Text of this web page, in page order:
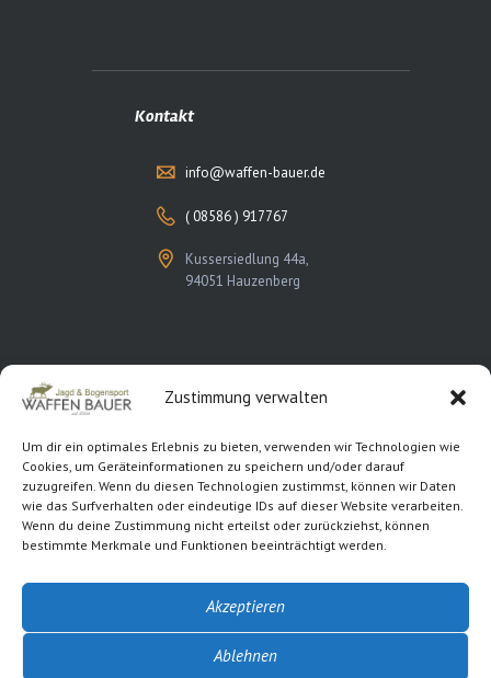
Zustimmung verwalten
Um dir ein optimales Erlebnis zu bieten, verwenden wir Technologien wie
Cookies, um Geräteinformationen zu speichern und/oder darauf
zuzugreifen. Wenn du diesen Technologien zustimmst, können wir Daten
wie das Surfverhalten oder eindeutige IDs auf dieser Website verarbeiten.
Wenn du deine Zustimmung nicht erteilst oder zurückziehst, können
bestimmte Merkmale und Funktionen beeinträchtigt werden.
Akzeptieren
Ablehnen
Kontakt
info@waffen-bauer.de
( 08586 ) 917767
Kussersiedlung 44a,
94051 Hauzenberg
Kontakt
Impressum
Datenschutzerklärung